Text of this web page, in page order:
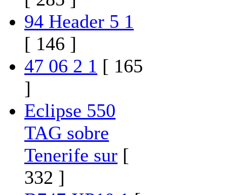
94 Header 5 1
[ 146 ]
47 06 2 1 [ 165
]
Eclipse 550
TAG sobre
Tenerife sur [
332 ]